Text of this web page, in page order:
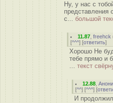
Ну, у нас с
представления
с... большой
11.87 ,freehck
[^^^] [ответить]
Хорошо Не
тебе прямо и
... текст
12.88 ,
[^^] [^^^] [
И